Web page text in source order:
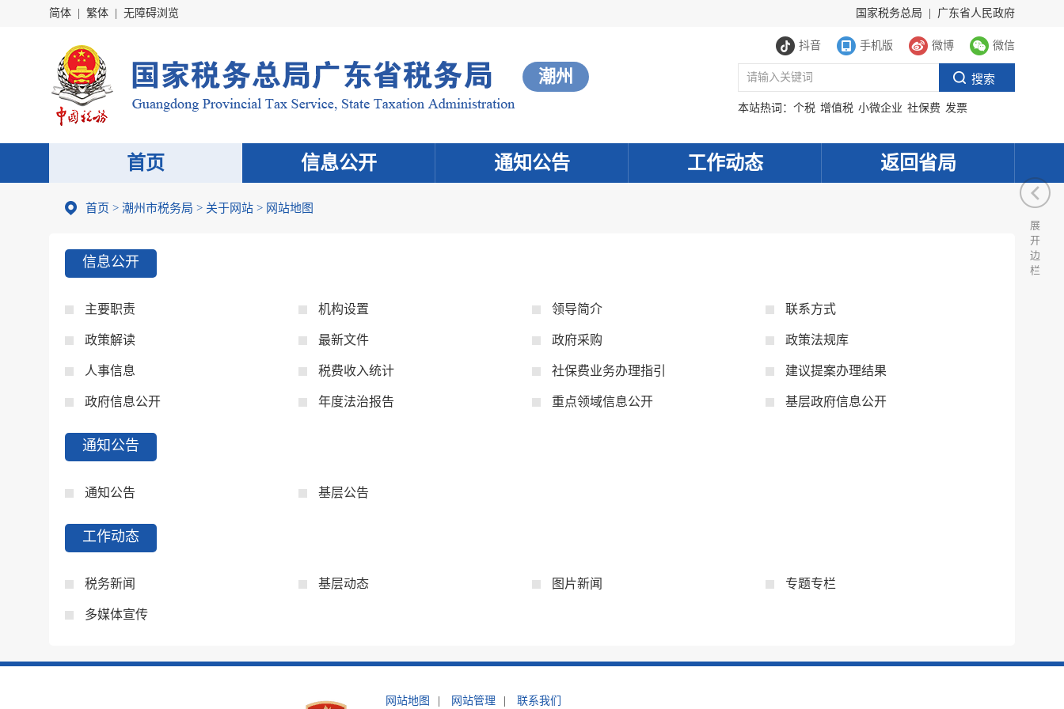
简体 繁体 无障碍浏览 国家税务总局 广东省人民政府
抖音 手机版 微博 微信
潮州
本站热词： 个税 增值税 小微企业 社保费 发票
首页 信息公开 通知公告 工作动态 返回省局
首页 > 潮州市税务局 > 关于网站 > 网站地图
信息公开
主要职责 机构设置 领导简介 联系方式
政策解读 最新文件 政府采购 政策法规库
人事信息 税费收入统计 社保费业务办理指引 建议提案办理结果
政府信息公开 年度法治报告 重点领域信息公开 基层政府信息公开
通知公告
通知公告 基层公告
工作动态
税务新闻 基层动态 图片新闻 专题专栏
多媒体宣传
网站地图 网站管理 联系我们
展
开
边
栏